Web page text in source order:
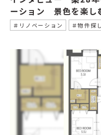
ーション 景色を楽し
＃リノベーション ＃物件探し